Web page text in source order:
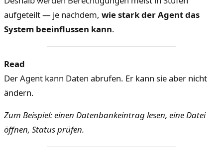
aufgeteilt — je nachdem, wie stark der Agent das
System beeinflussen kann.
Read
Der Agent kann Daten abrufen. Er kann sie aber nicht
ändern.
Zum Beispiel: einen Datenbankeintrag lesen, eine Datei
öffnen, Status prüfen.